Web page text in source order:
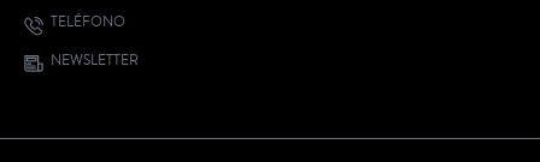
TELÉFONO
NEWSLETTER